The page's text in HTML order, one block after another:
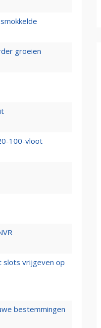
groeien
100-vloot
slots vrijgeven op
bestemmingen